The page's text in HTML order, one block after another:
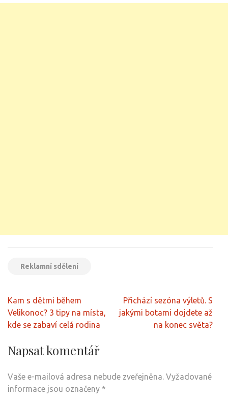
Reklamní sdělení
Navigace
pro
příspěvek
Kam s dětmi během
Velikonoc? 3 tipy na místa,
kde se zabaví celá rodina
Přichází sezóna výletů. S
jakými botami dojdete až
na konec světa?
Napsat komentář
Vaše e-mailová adresa nebude zveřejněna. Vyžadované
informace jsou označeny *